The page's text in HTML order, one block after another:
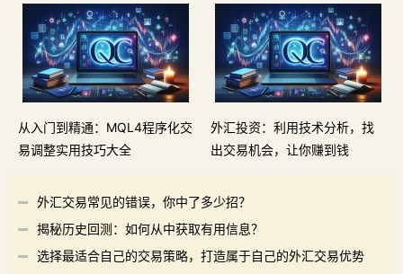
从入门到精通：MQL4程序化交
易调整实用技巧大全
外汇投资：利用技术分析，找
出交易机会，让你赚到钱
外汇交易常见的错误，你中了多少招？
揭秘历史回测：如何从中获取有用信息？
选择最适合自己的交易策略，打造属于自己的外汇交易优势